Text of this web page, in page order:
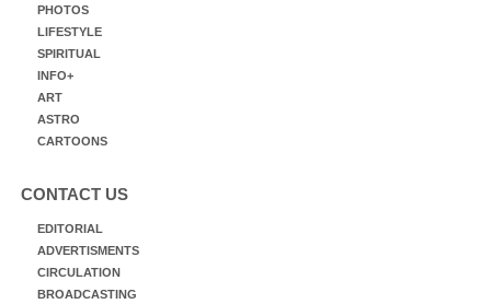
PHOTOS
LIFESTYLE
SPIRITUAL
INFO+
ART
ASTRO
CARTOONS
CONTACT US
EDITORIAL
ADVERTISMENTS
CIRCULATION
BROADCASTING